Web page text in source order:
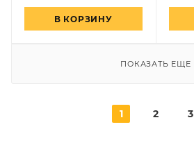
В КОРЗИНУ
ПОКАЗАТЬ ЕЩЕ
1 2 3